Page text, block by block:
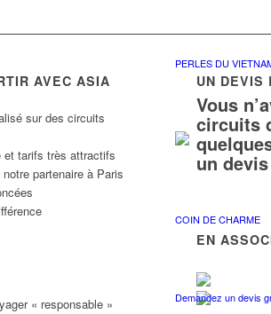
PERLES DU
COIN DE CHARME
Demandez un devis
AVEC ASIA
sur des circuits
et tarifs très attractifs
partenaire à Paris
« responsable »
UN DEVIS
Vous
circuits
un
EN